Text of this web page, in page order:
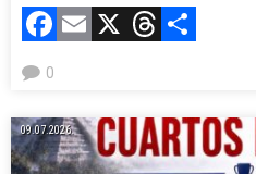
Facebook
Email
X
0
09.07.2026.